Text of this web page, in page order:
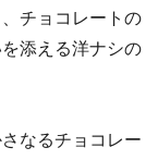
チョコレートの
添える洋ナシの
なるチョコレー